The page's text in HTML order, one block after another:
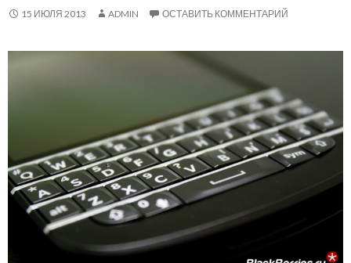
15 ИЮЛЯ 2013 ADMIN ОСТАВИТЬ КОММЕНТАРИЙ